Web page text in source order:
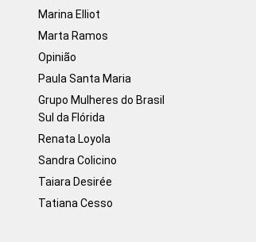
Marina Elliot
Marta Ramos
Opinião
Paula Santa Maria
Grupo Mulheres do Brasil
Sul da Flórida
Renata Loyola
Sandra Colicino
Taiara Desirée
Tatiana Cesso